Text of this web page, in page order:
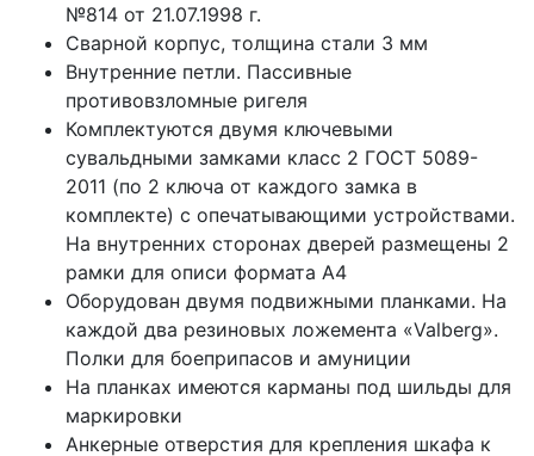
№814 от 21.07.1998 г.
Сварной корпус, толщина стали 3 мм
Внутренние петли. Пассивные
противовзломные ригеля
Комплектуются двумя ключевыми
сувальдными замками класс 2 ГОСТ 5089-
2011 (по 2 ключа от каждого замка в
комплекте) с опечатывающими устройствами.
На внутренних сторонах дверей размещены 2
рамки для описи формата А4
Оборудован двумя подвижными планками. На
каждой два резиновых ложемента «Valberg».
Полки для боеприпасов и амуниции
На планках имеются карманы под шильды для
маркировки
Анкерные отверстия для крепления шкафа к